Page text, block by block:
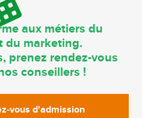
aux métiers du
du marketing.
prenez rendez-vous
conseillers !
vous d'admission